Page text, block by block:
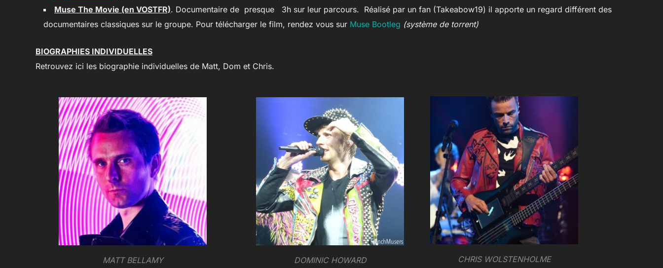
Muse The Movie (en VOSTFR). Documentaire de presque 3h sur leur parcours. Réalisé par un fan (Takeabow19) il apporte un regard différent des
documentaires classiques sur le groupe. Pour télécharger le film, rendez vous sur Muse Bootleg (système de torrent)
BIOGRAPHIES INDIVIDUELLES
Retrouvez ici les biographie individuelles de Matt, Dom et Chris.
MATT BELLAMY DOMINIC HOWARD CHRIS WOLSTENHOLME